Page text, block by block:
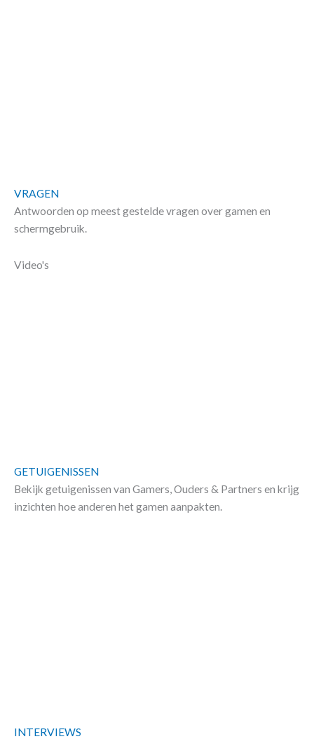
VRAGEN
Antwoorden op meest gestelde vragen over gamen en
schermgebruik​.
Video's
GETUIGENISSEN
Bekijk getuigenissen van Gamers, Ouders & Partners​ en krijg
inzichten hoe anderen het gamen aanpakten.
INTERVIEWS